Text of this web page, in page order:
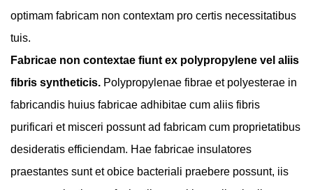
optimam fabricam non contextam pro certis necessitatibus
tuis.
Fabricae non contextae fiunt ex polypropylene vel aliis
fibris syntheticis. Polypropylenae fibrae et polyesterae in
fabricandis huius fabricae adhibitae cum aliis fibris
purificari et misceri possunt ad fabricam cum proprietatibus
desideratis efficiendam. Hae fabricae insulatores
praestantes sunt et obice bacteriali praebere possunt, iis